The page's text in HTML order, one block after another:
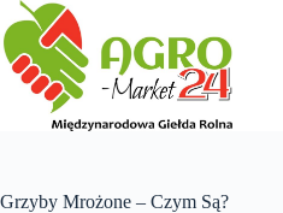
Przejdź
do
treści
Grzyby Mrożone – Czym Są?